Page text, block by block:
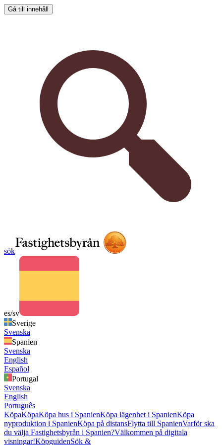
Gå till innehåll
sök
es/sv
Sverige
Svenska
Spanien
Svenska
English
Español
Portugal
Svenska
English
Português
KöpaKöpaKöpa hus i SpanienKöpa lägenhet i SpanienKöpa
nyproduktion i SpanienKöpa på distansFlytta till SpanienVarför ska
du välja Fastighetsbyrån i Spanien?Välkommen på digitala
visningar!KöpguidenSök &